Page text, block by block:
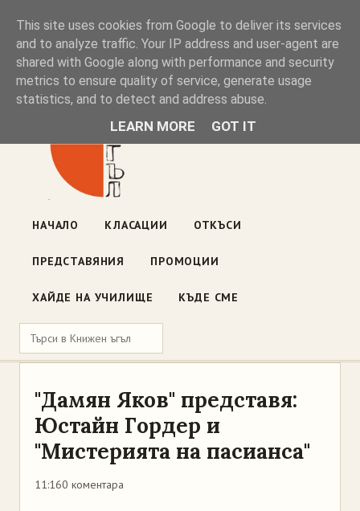
Книжен ъгъл
Блог на книжарницата — класации, откъси, нови книги
ул. „Оборище" 117, София· пон–пет 10:00–19:00 ·
НАЧАЛО КЛАСАЦИИ ОТКЪСИ
ПРЕДСТАВЯНИЯ ПРОМОЦИИ
ХАЙДЕ НА УЧИЛИЩЕ КЪДЕ СМЕ
"Дамян Яков" представя:
Юстайн Гордер и
"Мистерията на пасианса"
11:160 коментара
This site uses cookies from Google to deliver its services
and to analyze traffic. Your IP address and user-agent are
shared with Google along with performance and security
metrics to ensure quality of service, generate usage
statistics, and to detect and address abuse.
LEARN MORE GOT IT